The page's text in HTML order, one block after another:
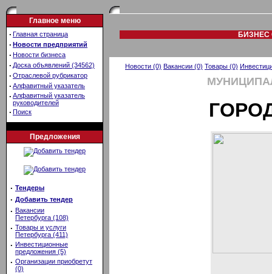
Главное меню
· Главная страница
· Новости предприятий
· Новости бизнеса
· Доска объявлений (34562)
· Отраслевой рубрикатор
· Алфавитный указатель
· Алфавитный указатель
руководителей
· Поиск
Предложения
· Тендеры
· Добавить тендер
· Вакансии
Петербурга (108)
· Товары и услуги
Петербурга (411)
· Инвестиционные
предложения (5)
· Организации приобретут
(0)
БИЗНЕС
Новости (0) Вакансии (0) Товары (0)